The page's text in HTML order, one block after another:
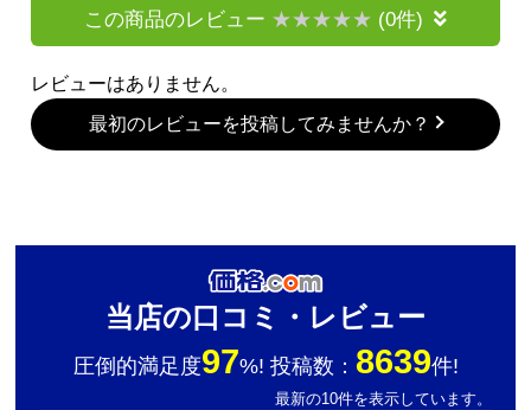
この商品のレビュー (0件)
レビューはありません。
最初のレビューを投稿してみませんか？
当店の口コミ・レビュー
圧倒的満足度97%! 投稿数： 8639件!
最新の10件を表示しています。